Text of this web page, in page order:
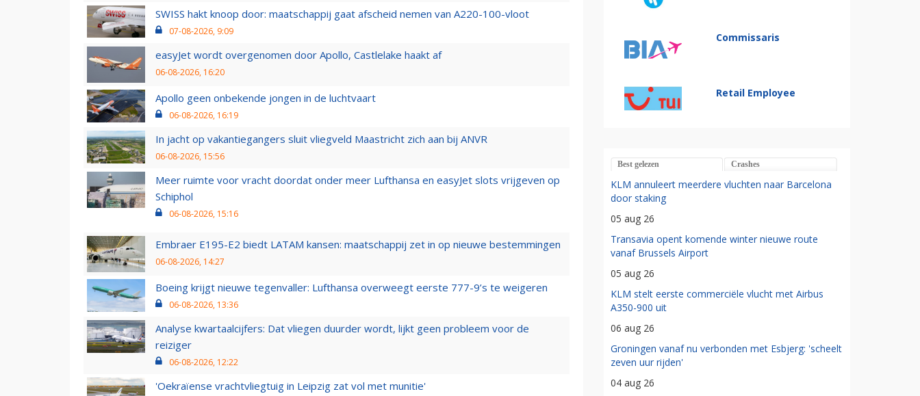
SWISS hakt knoop door: maatschappij gaat afscheid nemen van A220-100-vloot
07-08-2026, 9:09
easyJet wordt overgenomen door Apollo, Castlelake haakt af
06-08-2026, 16:20
Apollo geen onbekende jongen in de luchtvaart
06-08-2026, 16:19
In jacht op vakantiegangers sluit vliegveld Maastricht zich aan bij ANVR
06-08-2026, 15:56
Meer ruimte voor vracht doordat onder meer Lufthansa en easyJet slots vrijgeven op
Schiphol
06-08-2026, 15:16
Embraer E195-E2 biedt LATAM kansen: maatschappij zet in op nieuwe bestemmingen
06-08-2026, 14:27
Boeing krijgt nieuwe tegenvaller: Lufthansa overweegt eerste 777-9’s te weigeren
06-08-2026, 13:36
Analyse kwartaalcijfers: Dat vliegen duurder wordt, lijkt geen probleem voor de
reiziger
06-08-2026, 12:22
'Oekraïense vrachtvliegtuig in Leipzig zat vol met munitie'
Commissaris
Retail Employee
Best gelezen Crashes
KLM annuleert meerdere vluchten naar Barcelona
door staking
05 aug 26
Transavia opent komende winter nieuwe route
vanaf Brussels Airport
05 aug 26
KLM stelt eerste commerciële vlucht met Airbus
A350-900 uit
06 aug 26
Groningen vanaf nu verbonden met Esbjerg: 'scheelt
zeven uur rijden'
04 aug 26